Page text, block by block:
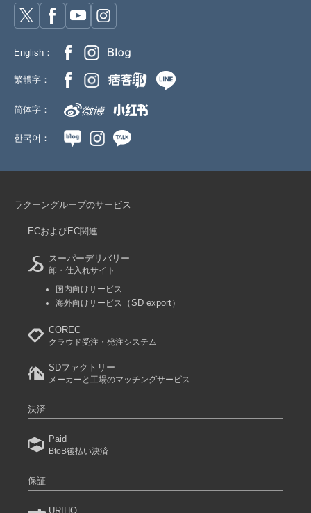
English：
繁體字：
简体字：
한국어：
ラクーングループのサービス
ECおよびEC関連
スーパーデリバリー
卸・仕入れサイト
国内向けサービス
海外向けサービス
（SD export）
COREC
クラウド受注・発注システム
SDファクトリー
メーカーと工場のマッチングサービス
決済
Paid
BtoB後払い決済
保証
URIHO